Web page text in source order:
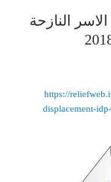
النازحة
https://
displacement-